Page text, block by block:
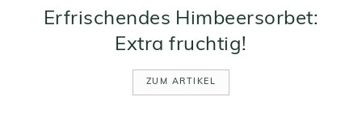
Erfrischendes Himbeersorbet:
Extra fruchtig!
ZUM ARTIKEL